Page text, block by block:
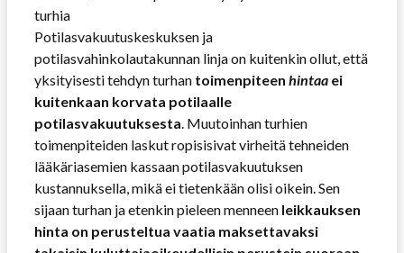
turhia
Potilasvakuutuskeskuksen ja
potilasvahinkolautakunnan linja on kuitenkin ollut, että
yksityisesti tehdyn turhan toimenpiteen hintaa ei
kuitenkaan korvata potilaalle
potilasvakuutuksesta. Muutoinhan turhien
toimenpiteiden laskut ropisisivat virheitä tehneiden
lääkäriasemien kassaan potilasvakuutuksen
kustannuksella, mikä ei tietenkään olisi oikein. Sen
sijaan turhan ja etenkin pieleen menneen leikkauksen
hinta on perusteltua vaatia maksettavaksi